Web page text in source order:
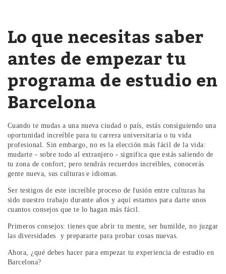
Lo que necesitas saber
antes de empezar tu
programa de estudio en
Barcelona
Cuando te mudas a una nueva ciudad o país, estás consiguiendo una
oportunidad increíble para tu carrera universitaria o tu vida
profesional. Sin embargo, no es la elección más fácil de la vida:
mudarte - sobre todo al extranjero - significa que estás saliendo de
tu zona de confort; pero tendrás recuerdos increíbles, conocerás
gente nueva, sus culturas e idiomas.
Ser testigos de este increíble proceso de fusión entre culturas ha
sido nuestro trabajo durante años y aquí estamos para darte unos
cuantos consejos que te lo hagan más fácil.
Primeros consejos: tienes que abrir tu mente, ser humilde, no juzgar
las diversidades y prepararte para probar cosas nuevas.
Ahora, ¿qué debes hacer para empezar tu experiencia de estudio en
Barcelona?